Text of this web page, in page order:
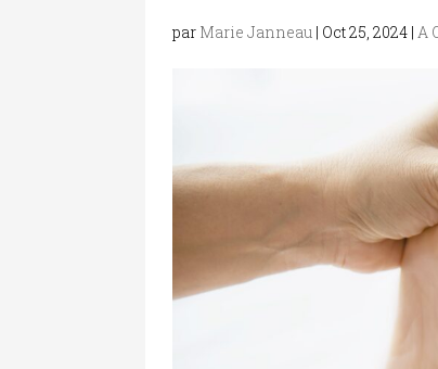
par Marie Janneau | Oct 25, 2024 |A